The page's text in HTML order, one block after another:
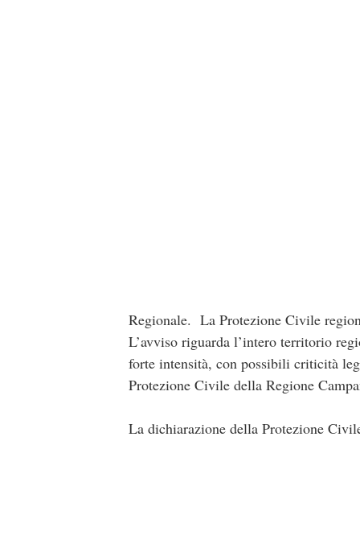
Regionale. La Protezione Civile
L’avviso riguarda l’intero territorio
forte intensità, con possibili criticità
Protezione Civile della Regione
La dichiarazione della Protezione